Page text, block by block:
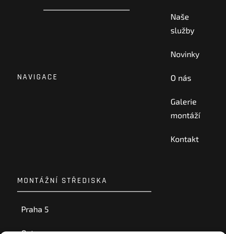
NAVIGACE
Naše
služby
Novinky
O nás
Galerie
montáží
Kontakt
MONTÁŽNÍ STŘEDISKA
Praha 5